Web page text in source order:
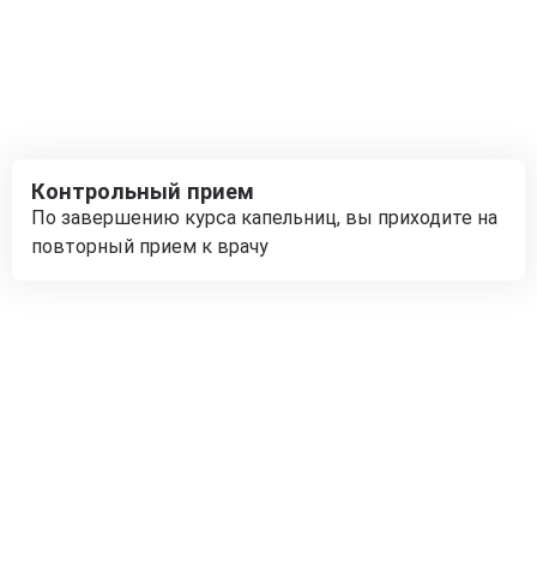
Контрольный прием
По завершению курса капельниц, вы приходите на
повторный прием к врачу